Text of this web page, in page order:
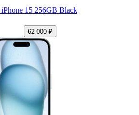
15 256GB Black
62 000 ₽